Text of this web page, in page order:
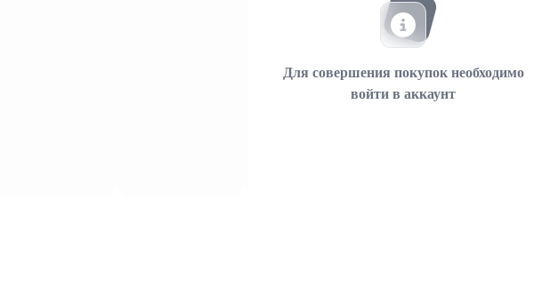
Для совершения покупок необходимо
войти в аккаунт